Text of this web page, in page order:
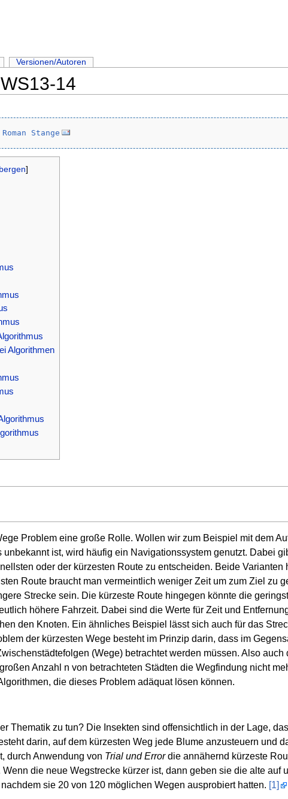
14
Roman Stange
]
Algorithmen
Problem eine große Rolle. Wollen wir zum Beispiel mit dem
unbekannt ist, wird häufig ein Navigationssystem genutzt. Dabei
oder der kürzesten Route zu entscheiden. Beide Varianten
Route braucht man vermeintlich weniger Zeit um zum Ziel zu
Strecke sein. Die kürzeste Route hingegen könnte die
höhere Fahrzeit. Dabei sind die Werte für Zeit und
den Knoten. Ein ähnliches Beispiel lässt sich auch für das
der kürzesten Wege besteht im Prinzip darin, dass im
(Wege) betrachtet werden müssen. Also auch
Anzahl n von betrachteten Städten die Wegfindung nicht
die dieses Problem adäquat lösen können.
Thematik zu tun? Die Insekten sind offensichtlich in der Lage,
darin, auf dem kürzesten Weg jede Blume anzusteuern und
durch Anwendung von Trial und Errordie annähernd kürzeste
die neue Wegstrecke kürzer ist, dann geben sie die alte
sie 20 von 120 möglichen Wegen ausprobiert hatten. [1]
Versionen/Autoren